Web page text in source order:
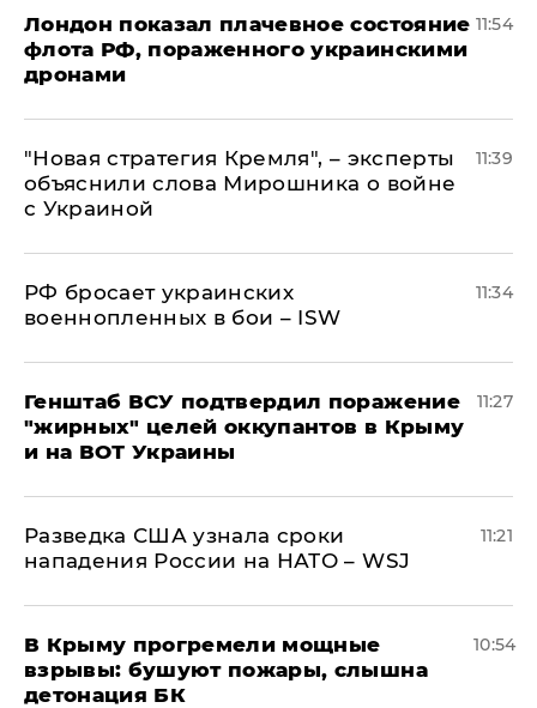
Лондон показал плачевное состояние
флота РФ, пораженного украинскими
дронами
11:54
"Новая стратегия Кремля", – эксперты
объяснили слова Мирошника о войне
с Украиной
11:39
РФ бросает украинских
военнопленных в бои – ISW
11:34
Генштаб ВСУ подтвердил поражение
"жирных" целей оккупантов в Крыму
и на ВОТ Украины
11:27
Разведка США узнала сроки
нападения России на НАТО – WSJ
11:21
В Крыму прогремели мощные
взрывы: бушуют пожары, слышна
детонация БК
10:54